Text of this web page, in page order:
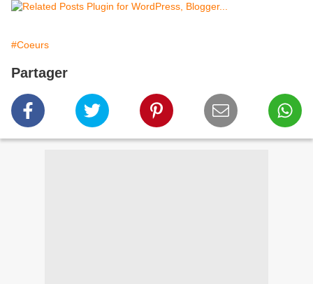
#Coeurs
Partager